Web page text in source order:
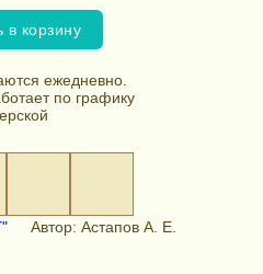
в корзину
ежедневно.
по графику
Автор: Астапов А. Е.